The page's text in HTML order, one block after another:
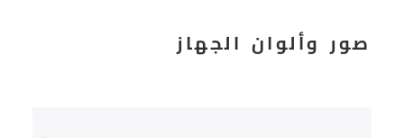
صور وألوان الجهاز